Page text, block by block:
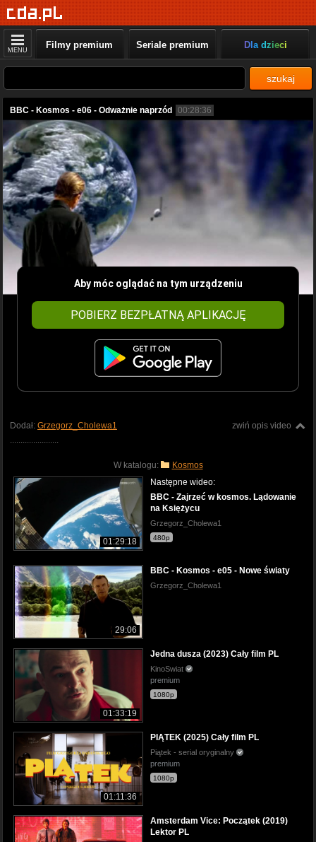
MENU Filmy premium Seriale premium Dla dzieci
szukaj
BBC - Kosmos - e06 - Odważnie naprzód 00:28:36
Aby móc oglądać na tym urządzeniu
POBIERZ BEZPŁATNĄ APLIKACJĘ
zwiń opis video
Dodał: Grzegorz_Cholewa1
W katalogu: Kosmos
01:29:18
Następne wideo:
BBC - Zajrzeć w kosmos. Lądowanie
na Księżycu
Grzegorz_Cholewa1
480p
29:06
BBC - Kosmos - e05 - Nowe światy
Grzegorz_Cholewa1
01:33:19
Jedna dusza (2023) Cały film PL
KinoSwiat
premium
1080p
01:11:36
PIĄTEK (2025) Cały film PL
Piątek - serial oryginalny
premium
1080p
Amsterdam Vice: Początek (2019)
Lektor PL